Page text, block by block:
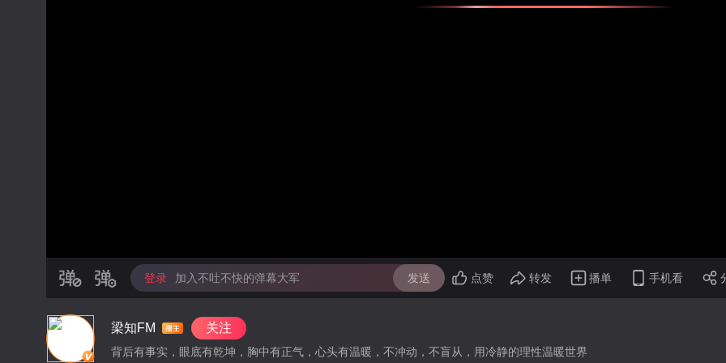
登录 加入不吐不快的弹幕大军 发送 点赞 转发 播单 手机看
梁知FM 关注
背后有事实，眼底有乾坤，胸中有正气，心头有温暖，不冲动，不盲从，用冷静的理性温暖世界